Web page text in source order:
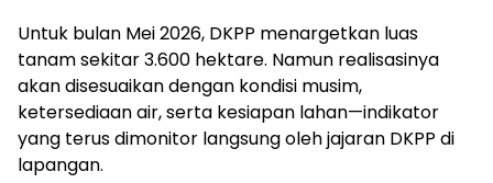
Untuk bulan Mei 2026, DKPP menargetkan luas
tanam sekitar 3.600 hektare. Namun realisasinya
akan disesuaikan dengan kondisi musim,
ketersediaan air, serta kesiapan lahan—indikator
yang terus dimonitor langsung oleh jajaran DKPP di
lapangan.